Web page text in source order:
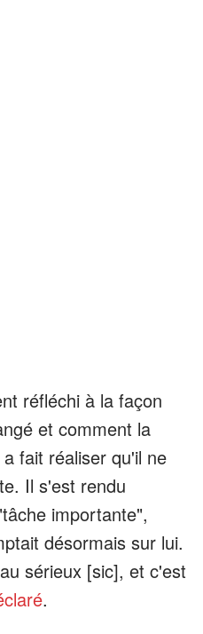
réfléchi à la façon
et comment la
fait réaliser qu'il ne
Il s'est rendu
importante",
désormais sur lui.
sérieux [sic], et c'est
.